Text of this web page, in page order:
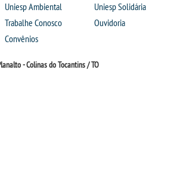
Uniesp Ambiental
Trabalhe Conosco
Convênios
Uniesp Solidária
Ouvidoria
- Colinas do Tocantins / TO